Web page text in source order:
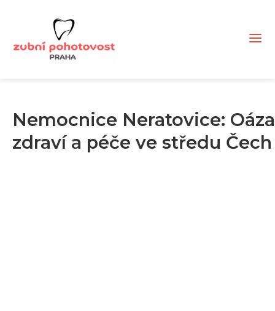
Nemocnice Neratovice: Oáza
zdraví a péče ve středu Čech